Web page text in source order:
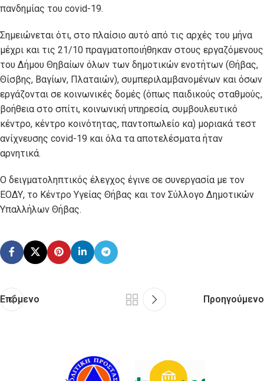
πανδημίας του covid-19.
Σημειώνεται ότι, στο πλαίσιο αυτό από τις αρχές του μήνα
μέχρι και τις 21/10 πραγματοποιήθηκαν στους εργαζόμενους
του Δήμου Θηβαίων όλων των δημοτικών ενοτήτων (Θήβας,
Θίσβης, Βαγίων, Πλαταιών), συμπεριλαμβανομένων και όσων
εργάζονται σε κοινωνικές δομές (όπως παιδικούς σταθμούς,
βοήθεια στο σπίτι, κοινωνική υπηρεσία, συμβουλευτικό
κέντρο, κέντρο κοινότητας, παντοπωλείο κα) μοριακά τεστ
ανίχνευσης covid-19 και όλα τα αποτελέσματα ήταν
αρνητικά.
Ο δειγματοληπτικός έλεγχος έγινε σε συνεργασία με τον
ΕΟΔΥ, το Κέντρο Υγείας Θήβας και τον Σύλλογο Δημοτικών
Υπαλλήλων Θήβας.
Επόμενο Προηγούμενο